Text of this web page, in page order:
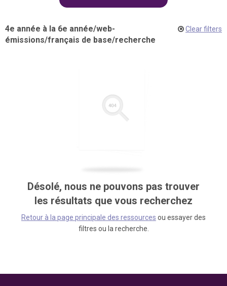
4e année à la 6e année/web-
émissions/français de base/recherche
Clear filters
Désolé, nous ne pouvons pas trouver
les résultats que vous recherchez
Retour à la page principale des ressources ou essayer des
filtres ou la recherche.